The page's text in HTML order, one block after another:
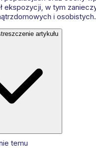
ekspozycji, w tym
i osobistych.
artykułu
temu